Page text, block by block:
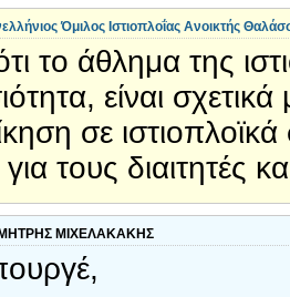
Όμιλος Ιστιοπλοΐας Ανοικτής
το άθλημα της
είναι
σε
τους διαιτητές
ΜΙΧΕΛΑΚΑΚΗΣ